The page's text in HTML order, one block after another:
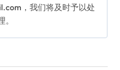
，我们将及时予以处
。